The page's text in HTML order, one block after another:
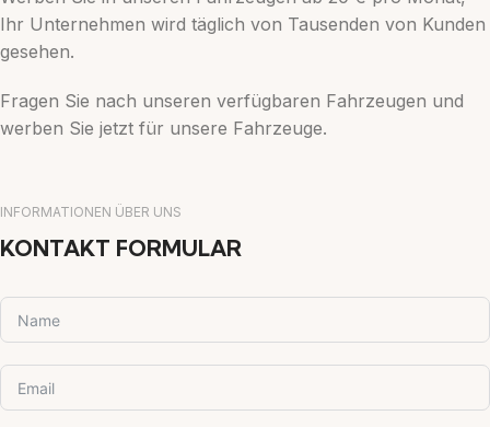
Ihr Unternehmen wird täglich von Tausenden von Kunden
gesehen.
Fragen Sie nach unseren verfügbaren Fahrzeugen und
werben Sie jetzt für unsere Fahrzeuge.
INFORMATIONEN ÜBER UNS
KONTAKT FORMULAR